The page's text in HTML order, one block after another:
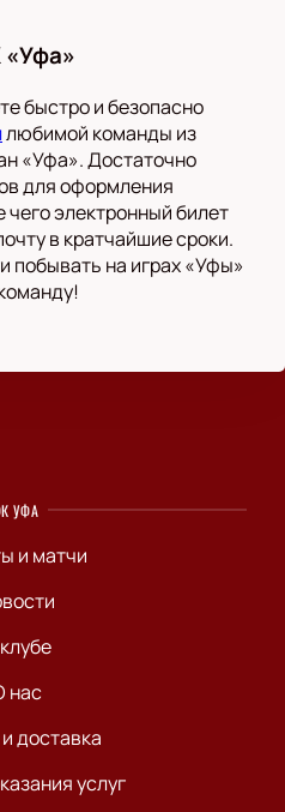
«Уфа»
быстро и безопасно
любимой команды из
«Уфа». Достаточно
для оформления
чего электронный билет
в кратчайшие сроки.
побывать на играх «Уфы»
УФА
и матчи
нас
доставка
услуг